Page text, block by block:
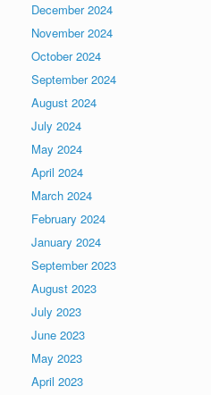
December 2024
November 2024
October 2024
September 2024
August 2024
July 2024
May 2024
April 2024
March 2024
February 2024
January 2024
September 2023
August 2023
July 2023
June 2023
May 2023
April 2023